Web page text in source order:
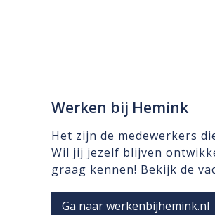
Werken bij Hemink
Het zijn de medewerkers
Wil jij jezelf blijven
graag kennen! Bekijk de
Ga naar werkenbijhemink.nl